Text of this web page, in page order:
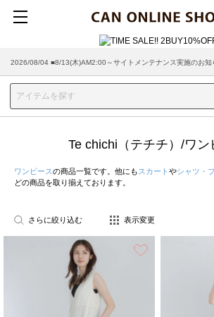
2026/07/29 ■【お知らせ】ヤマト運輸の配送遅延・停止につい
Te chichi（テチチ）/ワン
ワンピースの商品一覧です。他にも スカート やシャツ・
どの商品を取り揃えております。
さらに絞り込む 表示変更